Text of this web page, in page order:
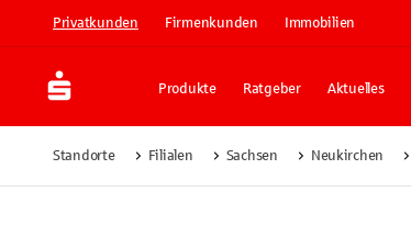
Privatkunden Firmenkunden Immobilien
Produkte Ratgeber Aktuelles
Standorte Filialen Sachsen Neukirchen